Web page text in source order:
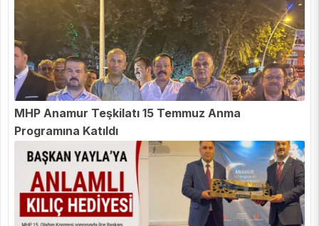
MHP Anamur Teşkilatı 15 Temmuz Anma
Programına Katıldı